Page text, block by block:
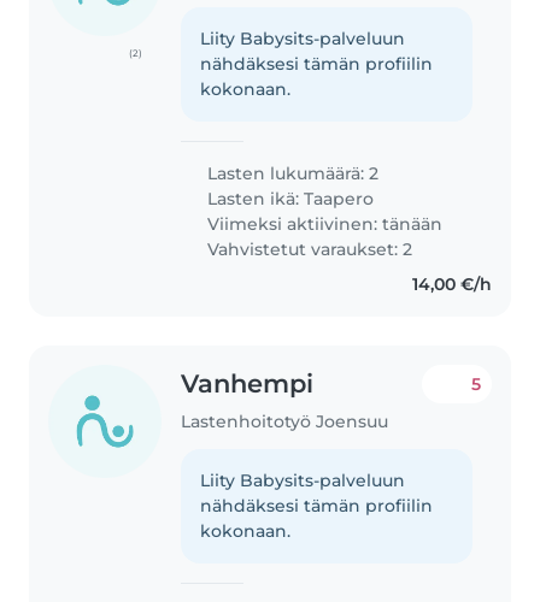
(2)
Liity Babysits-palveluun
nähdäksesi tämän profiilin
kokonaan.
Lasten lukumäärä: 2
Lasten ikä:Taapero
Viimeksi aktiivinen: tänään
Vahvistetut varaukset: 2
14,00 €/h
Vanhempi
Lastenhoitotyö Joensuu
5
Liity Babysits-palveluun
nähdäksesi tämän profiilin
kokonaan.